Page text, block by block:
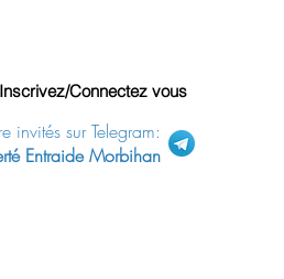
Inscrivez/Connectez vous
invités sur Telegram:
Entraide Morbihan